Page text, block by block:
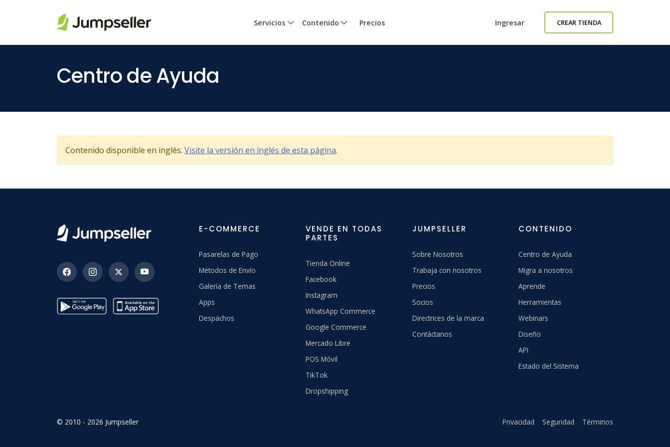
Saltar al contenido principal
Servicios Contenido Precios Ingresar CREAR TIENDA
Centro de Ayuda
Contenido disponible en inglés. Visite la versión en inglés de esta página.
E-COMMERCE
Pasarelas de Pago
Métodos de Envío
Galería de Temas
Apps
Despachos
VENDE EN TODAS
PARTES
Tienda Online
Facebook
Instagram
WhatsApp Commerce
Google Commerce
Mercado Libre
POS Móvil
TikTok
Dropshipping
JUMPSELLER
Sobre Nosotros
Trabaja con nosotros
Precios
Socios
Directrices de la marca
Contáctanos
CONTENIDO
Centro de Ayuda
Migra a nosotros
Aprende
Herramientas
Webinars
Diseño
API
Estado del Sistema
© 2010 - 2026 Jumpseller Privacidad Seguridad Términos